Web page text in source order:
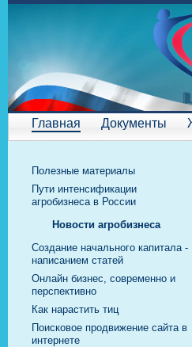
Главная Документы
Полезные материалы
Пути интенсификации
агробизнеса в России
Новости агробизнеса
Cоздание начального капитала -
написанием статей
Онлайн бизнес, современно и
перспективно
Как нарастить тиц
Поисковое продвижение сайта в
интернете